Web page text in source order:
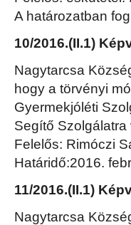
A határozatban
10/2016.(II.1)
Nagytarcsa
hogy a törvényi
Gyermekjóléti
Segítő Szolgálatra
Felelős: Rimóczi
Határidő:2016.
11/2016.(II.1)
Nagytarcsa